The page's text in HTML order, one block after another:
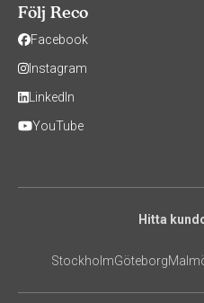
Följ Reco
Facebook
Instagram
LinkedIn
YouTube
Hitta
StockholmGöteborg